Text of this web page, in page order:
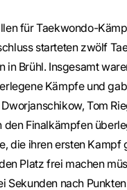
für Taekwondo-
starteten zwölf
in Brühl. Insgesamt
Kämpfe und
Tom
den Finalkämpfen
die ihren ersten
Platz frei machen
Sekunden nach